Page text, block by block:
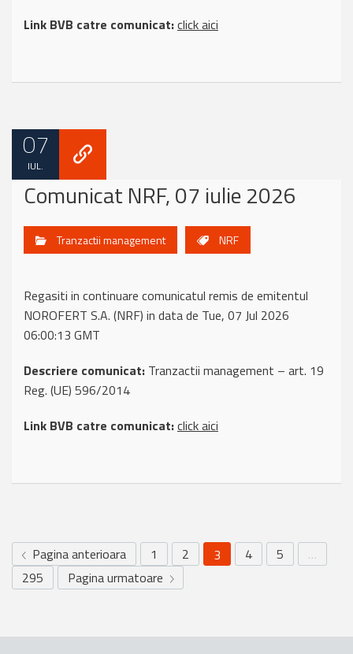
Link BVB catre comunicat:click aici
07
IUL.
Comunicat NRF, 07 iulie 2026
Tranzactii management NRF
Regasiti in continuare comunicatul remis de emitentul
NOROFERT S.A. (NRF) in data de Tue, 07 Jul 2026
06:00:13 GMT
Descriere comunicat: Tranzactii management – art. 19
Reg. (UE) 596/2014
Link BVB catre comunicat:click aici
Pagina anterioara 1 2 3 4 5
…
295
Pagina urmatoare